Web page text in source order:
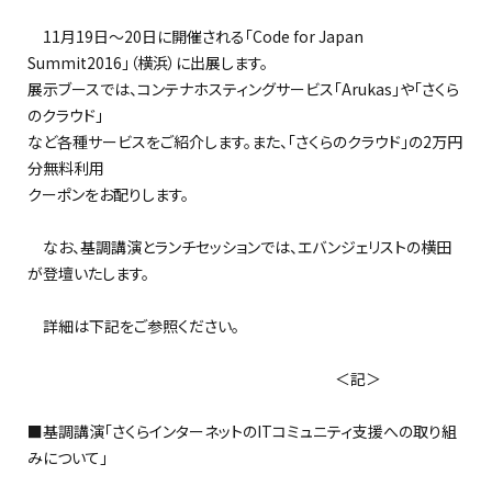
11月19日～20日に開催される「Code for Japan
Summit2016」（横浜）に出展します。
展示ブースでは、コンテナホスティングサービス「Arukas」や「さくら
のクラウド」
など各種サービスをご紹介します。また、「さくらのクラウド」の2万円
分無料利用
クーポンをお配りします。
なお、基調講演とランチセッションでは、エバンジェリストの横田
が登壇いたします。
詳細は下記をご参照ください。
＜記＞
■基調講演「さくらインターネットのITコミュニティ支援への取り組
みについて」